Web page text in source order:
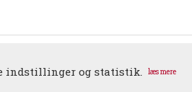
|
indstillinger og statistik. læs mere